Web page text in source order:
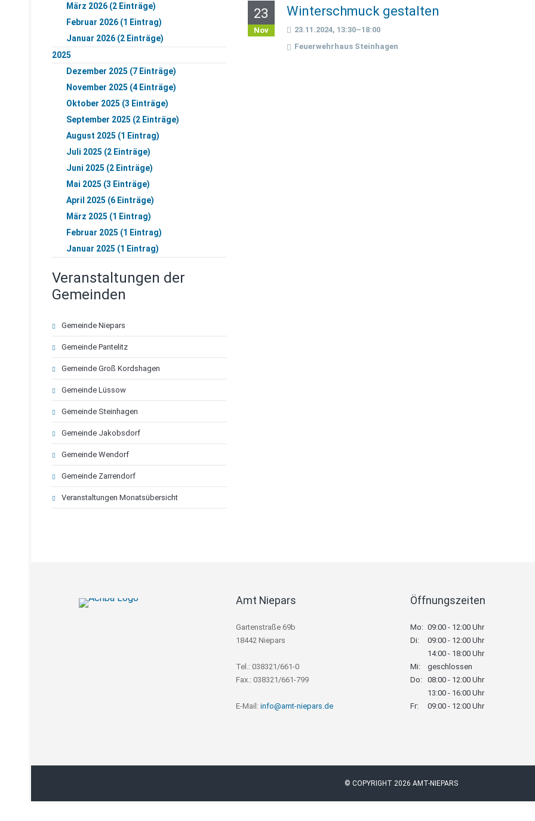
23
Nov
Winterschmuck gestalten
23.11.2024, 13:30–18:00
Feuerwehrhaus Steinhagen
März 2026 (2 Einträge)
Februar 2026 (1 Eintrag)
Januar 2026 (2 Einträge)
2025
Dezember 2025 (7 Einträge)
November 2025 (4 Einträge)
Oktober 2025 (3 Einträge)
September 2025 (2 Einträge)
August 2025 (1 Eintrag)
Juli 2025 (2 Einträge)
Juni 2025 (2 Einträge)
Mai 2025 (3 Einträge)
April 2025 (6 Einträge)
März 2025 (1 Eintrag)
Februar 2025 (1 Eintrag)
Januar 2025 (1 Eintrag)
Veranstaltungen der
Gemeinden
Navigation
überspringen
Gemeinde Niepars
Gemeinde Pantelitz
Gemeinde Groß Kordshagen
Gemeinde Lüssow
Gemeinde Steinhagen
Gemeinde Jakobsdorf
Gemeinde Wendorf
Gemeinde Zarrendorf
Veranstaltungen Monatsübersicht
Amt Niepars
Gartenstraße 69b
18442 Niepars
Tel.: 038321/661-0
Fax.: 038321/661-799
E-Mail: info@amt-niepars.de
Öffnungszeiten
Mo: 09:00 - 12:00 Uhr
Di:
09:00 - 12:00 Uhr
14:00 - 18:00 Uhr
Mi:
geschlossen
Do: 08:00 - 12:00 Uhr
13:00 - 16:00 Uhr
Fr:
09:00 - 12:00 Uhr
© COPYRIGHT 2026 AMT-NIEPARS